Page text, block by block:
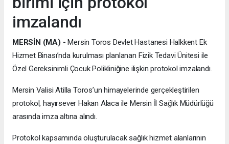
imzalandı
MERSİN (MA) - Mersin Toros Devlet Hastanesi Halkkent Ek
Hizmet Binası’nda kurulması planlanan Fizik Tedavi Ünitesi ile
Özel Gereksinimli Çocuk Polikliniğine ilişkin protokol imzalandı.
Mersin Valisi Atilla Toros’un himayelerinde gerçekleştirilen
protokol, hayırsever Hakan Alaca ile Mersin İl Sağlık Müdürlüğü
arasında imza altına alındı.
Protokol kapsamında oluşturulacak sağlık hizmet alanlarının